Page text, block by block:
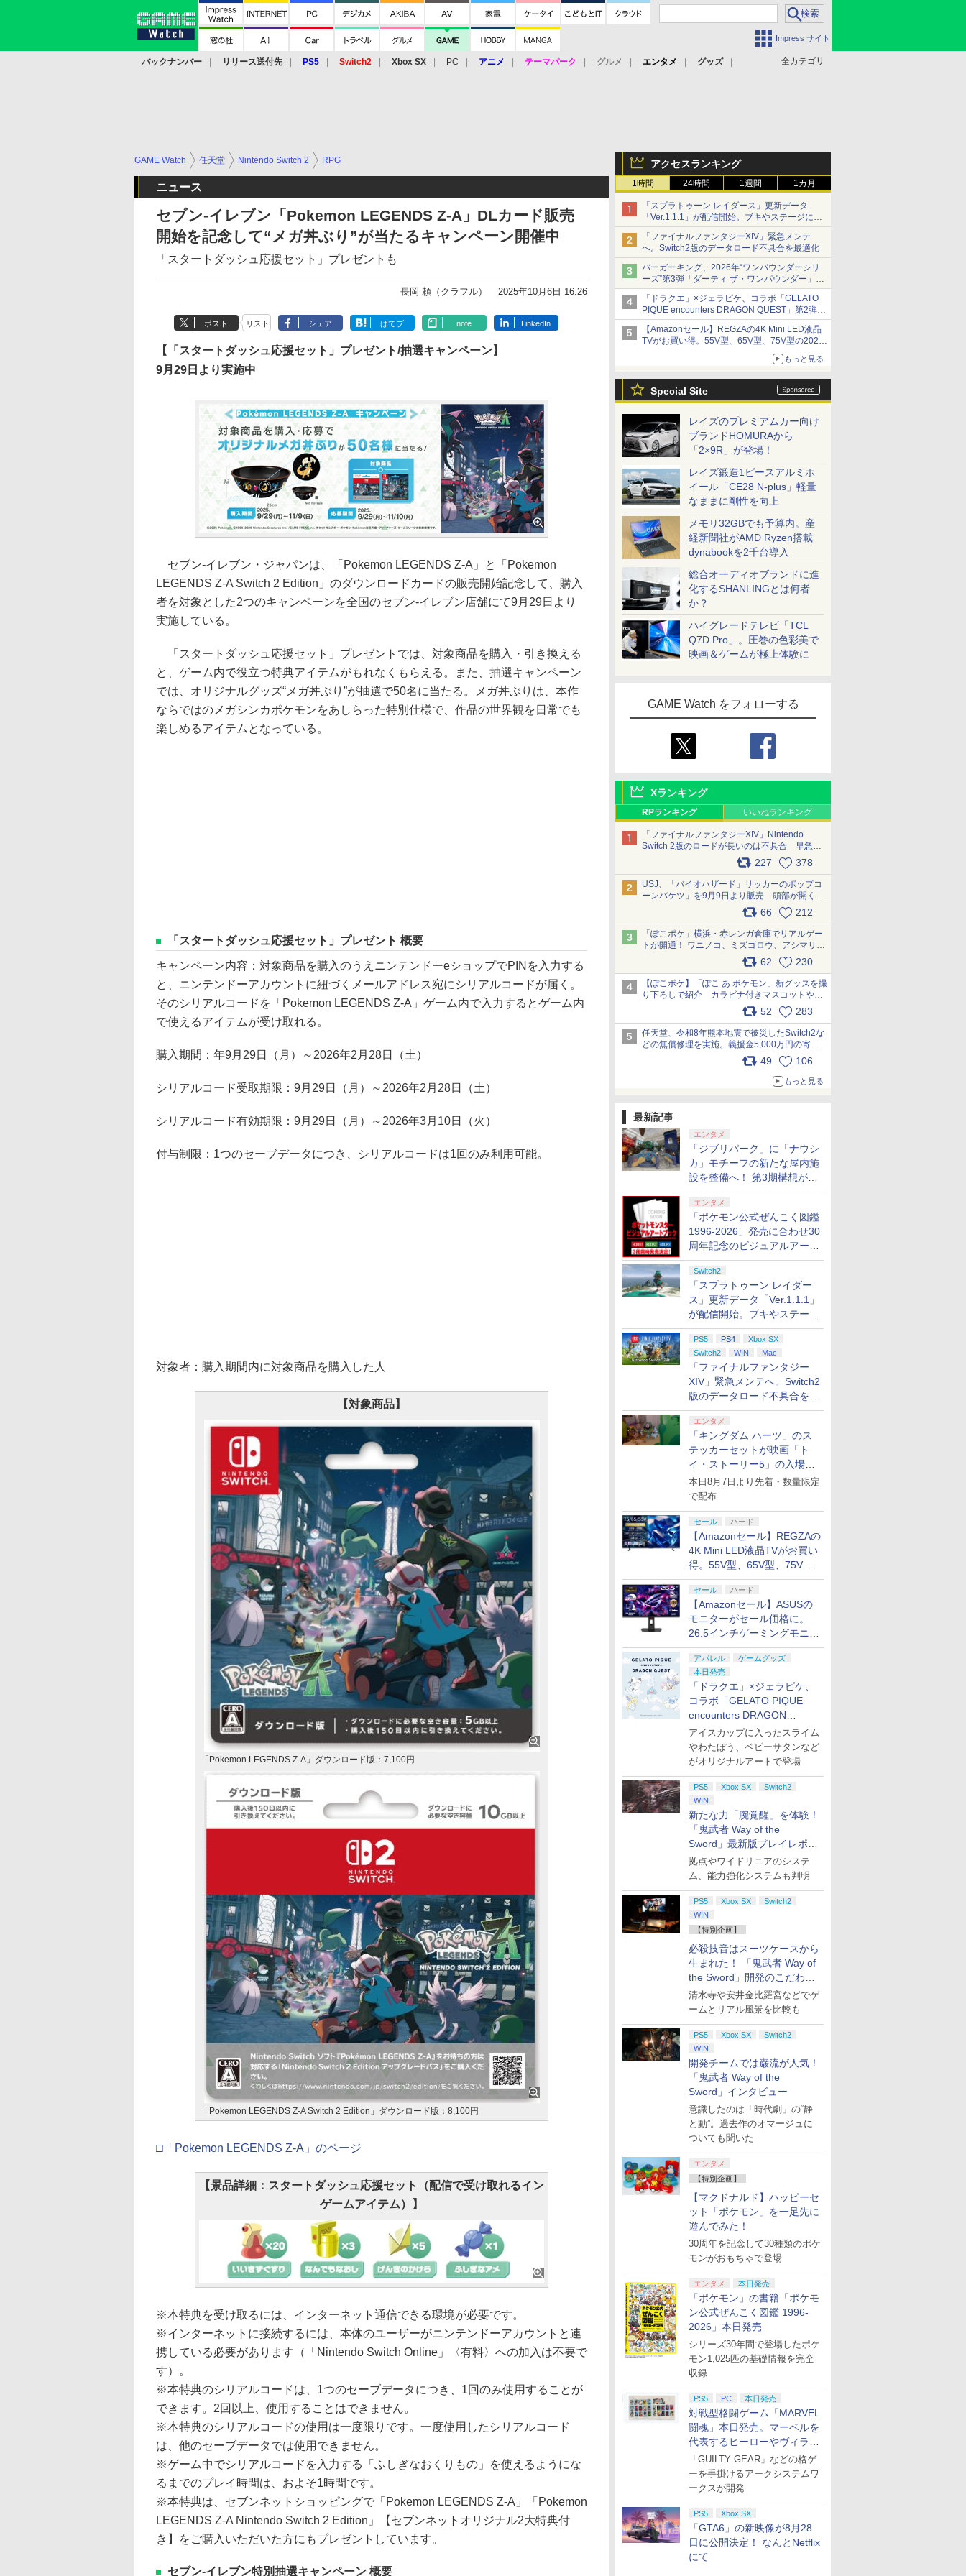
Impress サイト
全カテゴリ
バックナンバー リリース送付先 PS5 Switch2 Xbox SX PC アニメ テーマパーク グルメ エンタメ
グッズ
アクセスランキング
1時間 24時間 1週間 1カ月
「スプラトゥーン レイダース」更新データ
「Ver.1.1.1」が配信開始。ブキやステージに関
する不具合を修正
「ファイナルファンタジーXIV」緊急メンテ
へ。Switch2版のデータロード不具合を最適化
バーガーキング、2026年“ワンパウンダーシリ
ーズ”第3弾「ダーティ ザ・ワンパウンダー」を
8月7日発売
「特製ガーリックマヨソース」を使用した超大
型チーズバーガー
「ドラクエ」×ジェラピケ、コラボ「GELATO
PIQUE encounters DRAGON QUEST」第2弾が
本日発売
アイスカップに入ったスライムやわたぼう、ベ
ビーサタンなどがオリジナルアートで登場
【Amazonセール】REGZAの4K Mini LED液晶
TVがお買い得。55V型、65V型、75V型の2026
もっと見る
Special Site
レイズのプレミアムカー向け
ブランドHOMURAから
「2×9R」が登場！
レイズ鍛造1ピースアルミホ
イール「CE28 N-plus」軽量
なままに剛性を向上
メモリ32GBでも予算内。産
経新聞社がAMD Ryzen搭載
dynabookを2千台導入
総合オーディオブランドに進
化するSHANLINGとは何者
か？
ハイグレードテレビ「TCL
Q7D Pro」。圧巻の色彩美で
映画＆ゲームが極上体験に
GAME Watch をフォローする
Xランキング
RPランキング いいねランキング
「ファイナルファンタジーXIV」Nintendo
Switch 2版のロードが長いのは不具合 早急に
アップデートできるよう対応中227 378
USJ、「バイオハザード」リッカーのポップコ
ーンバケツ」を9月9日より販売 頭部が開く仕
組み。味は恐怖を堪のう「味噌フレーバー」
66 212
「ぽこポケ」横浜・赤レンガ倉庫でリアルゲー
トが開通！ ワニノコ、ミズゴロウ、アシマリ登
場シーンをレポート pic.x.com/LDgEByVl6D
62 230
【ぽこポケ】「ぽこ あ ポケモン」新グッズを撮
り下ろしで紹介 カラビナ付きマスコットやス
52 283
任天堂、令和8年熊本地震で被災したSwitch2な
どの無償修理を実施。義援金5,000万円の寄付
も発表 pic.x.com/BAYsMfUfUC
49 106
もっと見る
最新記事
エンタメ
「ジブリパーク」に「ナウシ
カ」モチーフの新たな屋内施
設を整備へ！ 第3期構想が公
開
エンタメ
「ポケモン公式ぜんこく図鑑
1996-2026」発売に合わせ30
周年記念のビジュアルアート
ブック3冊同時発売が決定
Switch2
「スプラトゥーン レイダー
ス」更新データ「Ver.1.1.1」
が配信開始。ブキやステージ
に関する不具合を修正
PS5 PS4
Xbox SX
Switch2
WIN Mac
「ファイナルファンタジー
XIV」緊急メンテへ。Switch2
版のデータロード不具合を最
適化
エンタメ
「キングダム ハーツ」のス
テッカーセットが映画「ト
イ・ストーリー5」の入場特
典として配布決定！
本日8月7日より先着・数量限定
で配布
セール ハード
【Amazonセール】REGZAの
4K Mini LED液晶TVがお買い
得。55V型、65V型、75V型
の2026年モデルがラインナ
ップ
セール ハード
【Amazonセール】ASUSの
モニターがセール価格に。
26.5インチゲーミングモニタ
ー「ROG Strix OLED
XG27ACDMS」限定モデルも
お買い得
アパレル
ゲームグッズ
本日発売
「ドラクエ」×ジェラピケ、
コラボ「GELATO PIQUE
encounters DRAGON
QUEST」第2弾が本日発売
アイスカップに入ったスライム
やわたぼう、ベビーサタンなど
がオリジナルアートで登場
PS5 Xbox SX
Switch2
WIN
新たな力「腕覚醒」を体験！
「鬼武者 Way of the
Sword」最新版プレイレポー
ト
拠点やワイドリニアのシステ
ム、能力強化システムも判明
PS5 Xbox SX
Switch2
WIN
【特別企画】
必殺技音はスーツケースから
生まれた！ 「鬼武者 Way of
the Sword」開発のこだわり
を目撃！
清水寺や安井金比羅宮などでゲ
ームとリアル風景を比較も
PS5 Xbox SX
Switch2
WIN
開発チームでは巌流が人気！
「鬼武者 Way of the
Sword」インタビュー
意識したのは「時代劇」の“静
と動”。過去作のオマージュに
ついても聞いた
エンタメ
【特別企画】
【マクドナルド】ハッピーセ
ット「ポケモン」を一足先に
遊んでみた！
30周年を記念して30種類のポケ
モンがおもちゃで登場
エンタメ 本日発売
「ポケモン」の書籍「ポケモ
ン公式ぜんこく図鑑 1996-
2026」本日発売
シリーズ30年間で登場したポケ
モン1,025匹の基礎情報を完全
収録
PS5 PC 本日発売
対戦型格闘ゲーム「MARVEL
闘魂」本日発売。マーベルを
代表するヒーローやヴィラン
たちが登場
「GUILTY GEAR」などの格ゲ
ーを手掛けるアークシステムワ
ークスが開発
PS5 Xbox SX
「GTA6」の新映像が8月28
日に公開決定！ なんとNetflix
にて
GAME Watch 任天堂 Nintendo Switch 2 RPG
ニュース
セブン‐イレブン「Pokemon LEGENDS Z-A」DLカード販売
開始を記念して“メガ丼ぶり”が当たるキャンペーン開催中
「スタートダッシュ応援セット」プレゼントも
長岡 頼（クラフル） 2025年10月6日 16:26
ポスト リスト シェア はてブ note LinkedIn
【「スタートダッシュ応援セット」プレゼント/抽選キャンペーン】
9月29日より実施中
セブン‐イレブン・ジャパンは、「Pokemon LEGENDS Z-A」と「Pokemon
LEGENDS Z-A Switch 2 Edition」のダウンロードカードの販売開始記念して、購入
者を対象とした2つのキャンペーンを全国のセブン‐イレブン店舗にて9月29日より
実施している。
「スタートダッシュ応援セット」プレゼントでは、対象商品を購入・引き換える
と、ゲーム内で役立つ特典アイテムがもれなくもらえる。また、抽選キャンペーン
では、オリジナルグッズ“メガ丼ぶり”が抽選で50名に当たる。メガ丼ぶりは、本作
ならではのメガシンカポケモンをあしらった特別仕様で、作品の世界観を日常でも
楽しめるアイテムとなっている。
「スタートダッシュ応援セット」プレゼント 概要
キャンペーン内容：対象商品を購入のうえニンテンドーeショップでPINを入力する
と、ニンテンドーアカウントに紐づくメールアドレス宛にシリアルコードが届く。
そのシリアルコードを「Pokemon LEGENDS Z-A」ゲーム内で入力するとゲーム内
で使えるアイテムが受け取れる。
購入期間：年9月29日（月）～2026年2月28日（土）
シリアルコード受取期限：9月29日（月）～2026年2月28日（土）
シリアルコード有効期限：9月29日（月）～2026年3月10日（火）
付与制限：1つのセーブデータにつき、シリアルコードは1回のみ利用可能。
対象者：購入期間内に対象商品を購入した人
【対象商品】
「Pokemon LEGENDS Z-A」ダウンロード版：7,100円
「Pokemon LEGENDS Z-A Switch 2 Edition」ダウンロード版：8,100円
□「Pokemon LEGENDS Z-A」のページ
【景品詳細：スタートダッシュ応援セット（配信で受け取れるイン
ゲームアイテム）】
※本特典を受け取るには、インターネット通信できる環境が必要です。
※インターネットに接続するには、本体のユーザーがニンテンドーアカウントと連
携している必要があります（「Nintendo Switch Online」〈有料〉への加入は不要で
す）。
※本特典のシリアルコードは、1つのセーブデータにつき、1回のみ使用することが
できます。2回以上、使用することはできません。
※本特典のシリアルコードの使用は一度限りです。一度使用したシリアルコード
は、他のセーブデータでは使用できません。
※ゲーム中でシリアルコードを入力する「ふしぎなおくりもの」を使えるようにな
るまでのプレイ時間は、およそ1時間です。
※本特典は、セブンネットショッピングで「Pokemon LEGENDS Z-A」「Pokemon
LEGENDS Z-A Nintendo Switch 2 Edition」【セブンネットオリジナル2大特典付
き】をご購入いただいた方にもプレゼントしています。
セブン‐イレブン特別抽選キャンペーン 概要